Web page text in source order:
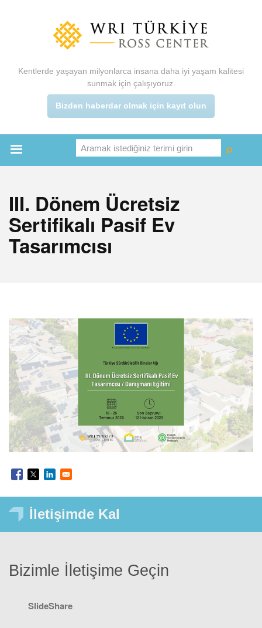
Kentlerde yaşayan milyonlarca insana daha iyi yaşam kalitesi
sunmak için çalışıyoruz.
Bizden haberdar olmak için kayıt olun
menu
Ara
Ara
III. Dönem Ücretsiz
Sertifikalı Pasif Ev
Tasarımcısı
İletişimde Kal
Bizimle İletişime Geçin
SlideShare